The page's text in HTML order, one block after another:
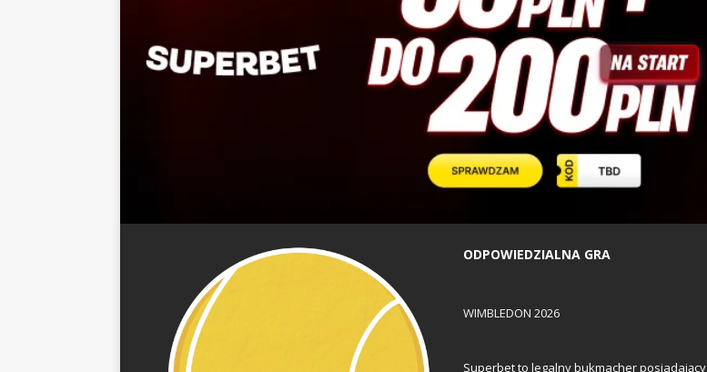
ODPOWIEDZIALNA GRA
WIMBLEDON 2026
Superbet to legalny bukmacher posiadający